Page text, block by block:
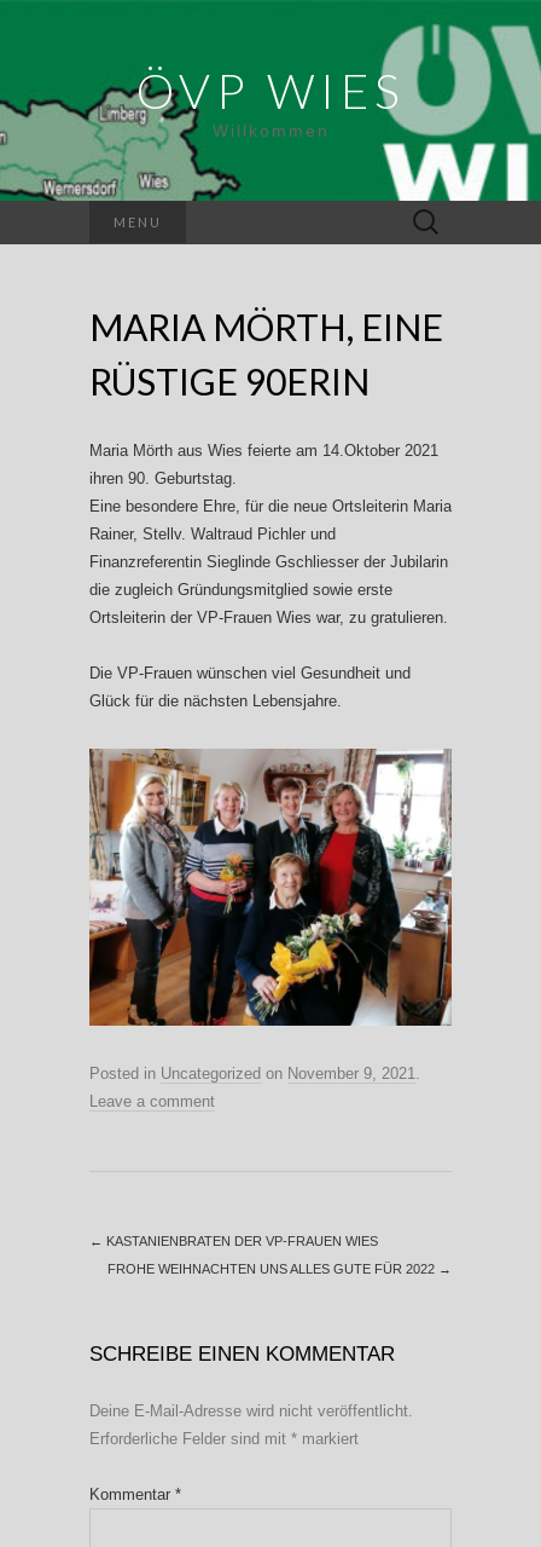
ÖVP WIES
Willkommen
MENU
Suchen
nach:
MARIA MÖRTH, EINE
RÜSTIGE 90ERIN
Maria Mörth aus Wies feierte am 14.Oktober 2021
ihren 90. Geburtstag.
Eine besondere Ehre, für die neue Ortsleiterin Maria
Rainer, Stellv. Waltraud Pichler und
Finanzreferentin Sieglinde Gschliesser der Jubilarin
die zugleich Gründungsmitglied sowie erste
Ortsleiterin der VP-Frauen Wies war, zu gratulieren.
Die VP-Frauen wünschen viel Gesundheit und
Glück für die nächsten Lebensjahre.
Posted in Uncategorized on November 9, 2021.
Leave a comment
← KASTANIENBRATEN DER VP-FRAUEN WIES
FROHE WEIHNACHTEN UNS ALLES GUTE FÜR 2022 →
SCHREIBE EINEN KOMMENTAR
Deine E-Mail-Adresse wird nicht veröffentlicht.
Erforderliche Felder sind mit * markiert
Kommentar *